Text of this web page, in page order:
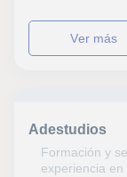
Geología,
Historia,
Tecnología,
Todos los
Cuerpos de
aplicadas,
ver más
Adestudios
Formación y
experiencia en